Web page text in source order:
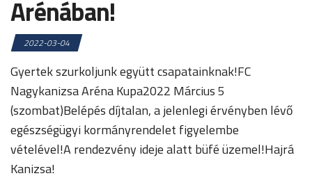
Arénában!
2022-03-04
Gyertek szurkoljunk együtt csapatainknak!FC
Nagykanizsa Aréna Kupa2022 Március 5
(szombat)Belépés díjtalan, a jelenlegi érvényben lévő
egészségügyi kormányrendelet figyelembe
vételével!A rendezvény ideje alatt büfé üzemel!Hajrá
Kanizsa!